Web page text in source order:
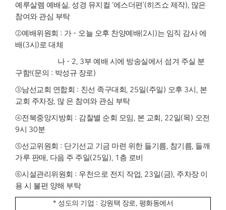
예루살렘 예배실, 성경 뮤지컬 ‘에스더편’(히즈쇼 제작), 많은
참여와 관심 부탁
②예배위원회 : 가 - 오늘 오후 찬양예배(2시 )는 임직 감사 에
배 (3시 )로 대체
나 - 2, 3부 예배 시에 방송실에서 섬겨 주실 분
구함!(문의 : 박성규 장로)
③남선교회 연합회 : 친선 족구대회 , 25일(주일) 오후 3시 , 본
교회 주차장, 많 은 참여와 관심 부탁
④전북중앙지방회 : 감찰별 순회 모임, 본 교회 , 22일(목) 오전
9시 30분
⑤선교위원회 : 단기선교 기금 마련 위한 들기름, 참기름, 들깨
가루 판매 , 다음 주 주일(25일), 1 층 로비
⑥시설관리위원회 : 우천으로 전지 작업, 23일(금), 주차장 이
용 시 불편 양해 부탁
* 성도의 기업 : 강원택 장로 , 평화동에서